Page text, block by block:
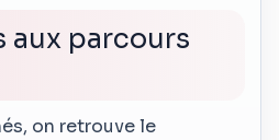
aux parcours
on retrouve le